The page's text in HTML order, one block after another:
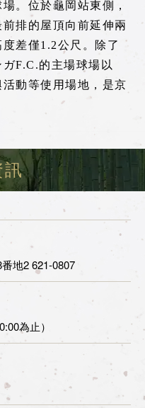
。位於龜岡站東側，
排的屋頂向前延伸兩
差僅1.2公尺。除了
F.C.的主場球場以
動等使用場地，是京
訊
地2 621-0807
為止）